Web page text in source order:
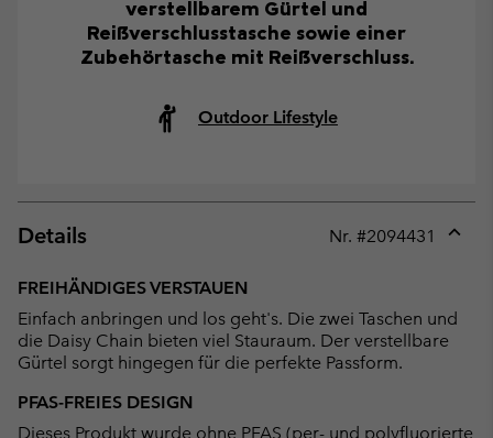
verstellbarem Gürtel und
Reißverschlusstasche sowie einer
Zubehörtasche mit Reißverschluss.
Outdoor Lifestyle
Details Nr. #2094431
FREIHÄNDIGES VERSTAUEN
Einfach anbringen und los geht's. Die zwei Taschen und
die Daisy Chain bieten viel Stauraum. Der verstellbare
Gürtel sorgt hingegen für die perfekte Passform.
PFAS-FREIES DESIGN
Dieses Produkt wurde ohne PFAS (per- und polyfluorierte